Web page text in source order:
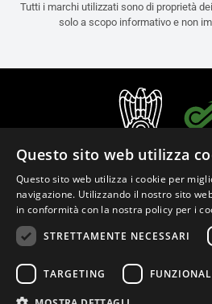
Tutti i marchi utilizzati sono di proprietà
solo a scopo informativo e non
Questo sito web utilizza
Questo sito web utilizza i cookie per
navigazione. Utilizzando il nostro sito
in conformità con la nostra policy per i
STRETTAMENTE NECESSARI
TARGETING